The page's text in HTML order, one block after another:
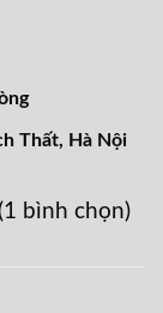
Thất, Hà Nội
bình chọn)